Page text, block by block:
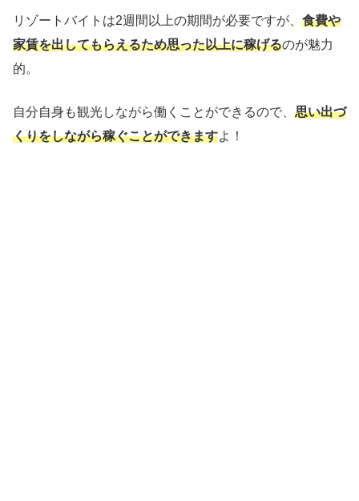
リゾートバイトは2週間以上の期間が必要ですが、 食費や
家賃を出してもらえるため思った以上に稼げるのが魅力
的。
自分自身も観光しながら働くことができるので、 思い出づ
くりをしながら稼ぐことができますよ！